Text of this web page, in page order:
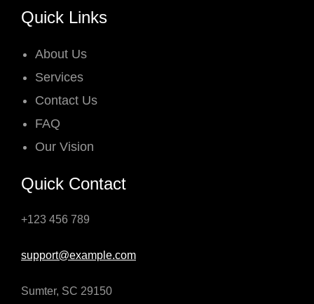
Quick Links
About Us
Services
Contact Us
FAQ
Our Vision
Quick Contact
+123 456 789
support@example.com
Sumter, SC 29150